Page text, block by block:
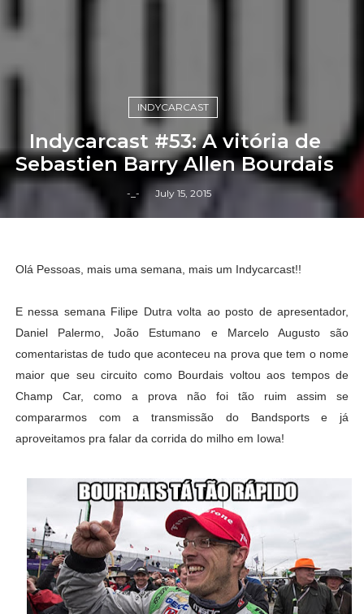
INDYCARCAST
Indycarcast #53: A vitória de
Sebastien Barry Allen Bourdais
-_- July 15, 2015
Olá Pessoas, mais uma semana, mais um Indycarcast!!
E nessa semana Filipe Dutra volta ao posto de apresentador,
Daniel Palermo, João Estumano e Marcelo Augusto são
comentaristas de tudo que aconteceu na prova que tem o nome
maior que seu circuito como Bourdais voltou aos tempos de
Champ Car, como a prova não foi tão ruim assim se
compararmos com a transmissão do Bandsports e já
aproveitamos pra falar da corrida do milho em Iowa!